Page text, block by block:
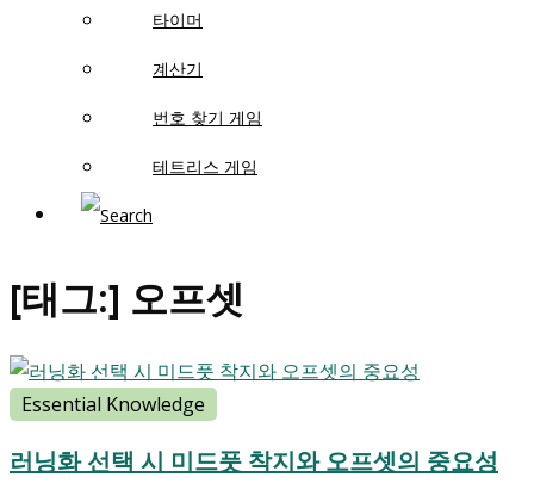
타이머
계산기
번호 찾기 게임
테트리스 게임
[태그:] 오프셋
Essential Knowledge
러닝화 선택 시 미드풋 착지와 오프셋의 중요성